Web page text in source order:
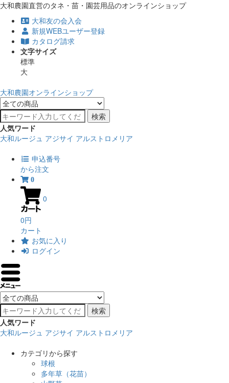
大和農園直営のタネ・苗・園芸用品のオンラインショップ
大和友の会入会
新規WEBユーザー登録
カタログ請求
文字サイズ
標準
大
大和農園オンラインショップ
検索
人気ワード
大和ルージュ アジサイ アルストロメリア
申込番号
から注文
0
0
0円
カート
お気に入り
ログイン
検索
人気ワード
大和ルージュ アジサイ アルストロメリア
カテゴリから探す
球根
多年草（花苗）